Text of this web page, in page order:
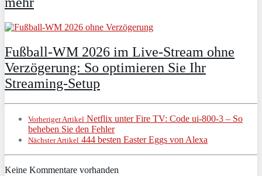
Fußball-WM 2026 im Live-Stream ohne
Verzögerung: So optimieren Sie Ihr
Streaming-Setup
Vorheriger Artikel Netflix unter Fire TV: Code ui-800-3 – So
beheben Sie den Fehler
Nächster Artikel 444 besten Easter Eggs von Alexa
Keine Kommentare vorhanden